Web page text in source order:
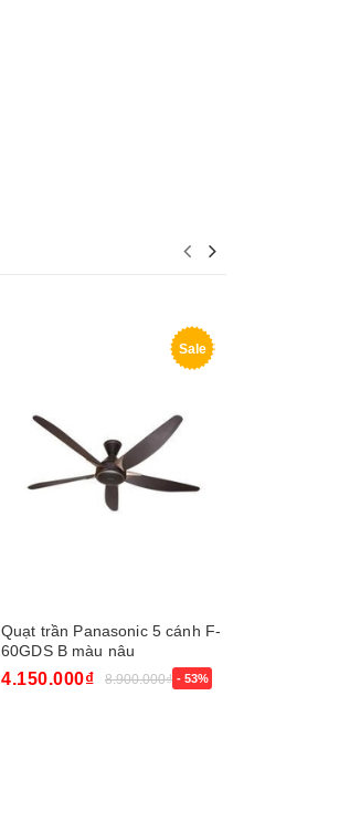
Sale
Quạt trần Panasonic 5 cánh F-
60GDS B màu nâu
4.150.000₫ 8.900.000₫ - 53%